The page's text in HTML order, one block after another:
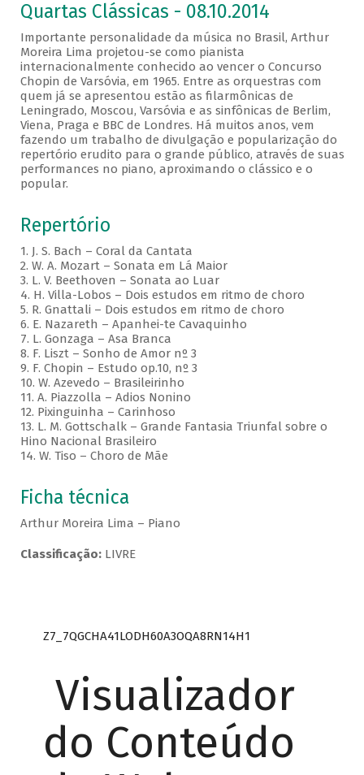
Quartas Clássicas - 08.10.2014
Importante personalidade da música no Brasil, Arthur
Moreira Lima projetou-se como pianista
internacionalmente conhecido ao vencer o Concurso
Chopin de Varsóvia, em 1965. Entre as orquestras com
quem já se apresentou estão as filarmônicas de
Leningrado, Moscou, Varsóvia e as sinfônicas de Berlim,
Viena, Praga e BBC de Londres. Há muitos anos, vem
fazendo um trabalho de divulgação e popularização do
repertório erudito para o grande público, através de suas
performances no piano, aproximando o clássico e o
popular.
Repertório
1. J. S. Bach – Coral da Cantata
2. W. A. Mozart – Sonata em Lá Maior
3. L. V. Beethoven – Sonata ao Luar
4. H. Villa-Lobos – Dois estudos em ritmo de choro
5. R. Gnattali – Dois estudos em ritmo de choro
6. E. Nazareth – Apanhei-te Cavaquinho
7. L. Gonzaga – Asa Branca
8. F. Liszt – Sonho de Amor nº 3
9. F. Chopin – Estudo op.10, nº 3
10. W. Azevedo – Brasileirinho
11. A. Piazzolla – Adios Nonino
12. Pixinguinha – Carinhoso
13. L. M. Gottschalk – Grande Fantasia Triunfal sobre o
Hino Nacional Brasileiro
14. W. Tiso – Choro de Mãe
Ficha técnica
Arthur Moreira Lima – Piano
Classificação:LIVRE
Z7_7QGCHA41LODH60A3OQA8RN14H1
Visualizador
do Conteúdo